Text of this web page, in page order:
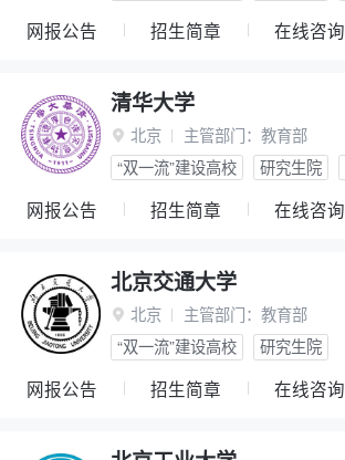
网报公告 招生简章 在线咨询
清华大学
 北京 主管部门： 教育部
“双一流”建设高校
研究生院
网报公告 招生简章 在线咨询
北京交通大学
 北京 主管部门： 教育部
“双一流”建设高校
研究生院
网报公告 招生简章 在线咨询